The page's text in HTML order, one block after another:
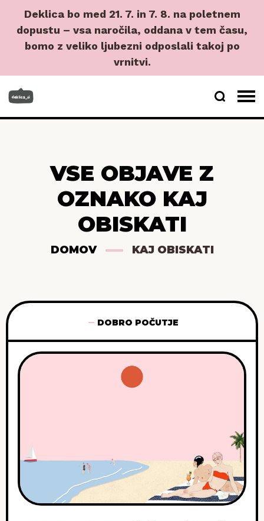
Deklica bo med 21. 7. in 7. 8. na poletnem
dopustu – vsa naročila, oddana v tem času,
bomo z veliko ljubezni odposlali takoj po
vrnitvi.
VSE OBJAVE Z
OZNAKO KAJ
OBISKATI
DOMOV KAJ OBISKATI
DOBRO POČUTJE